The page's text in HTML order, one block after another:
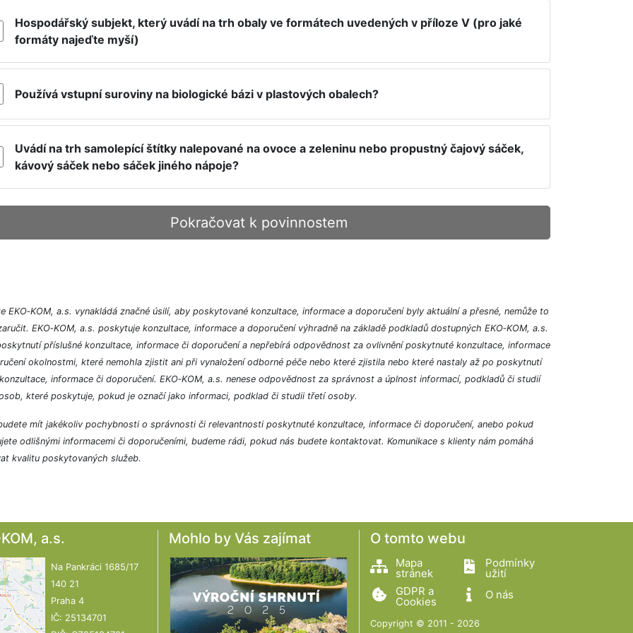
Hospodářský subjekt, který uvádí na trh obaly ve formátech uvedených v příloze V (pro jaké
formáty najeďte myší)
Používá vstupní suroviny na biologické bázi v plastových obalech?
Uvádí na trh samolepící štítky nalepované na ovoce a zeleninu nebo propustný čajový sáček,
kávový sáček nebo sáček jiného nápoje?
Pokračovat k povinnostem
EKO‑KOM, a.s. vynakládá značné úsilí, aby poskytované konzultace, informace a doporučení byly aktuální a přesné, nemůže to
EKO‑KOM, a.s. poskytuje konzultace, informace a doporučení výhradně na základě podkladů dostupných EKO‑KOM, a.s.
příslušné konzultace, informace či doporučení a nepřebírá odpovědnost za ovlivnění poskytnuté konzultace, informace
okolnostmi, které nemohla zjistit ani při vynaložení odborné péče nebo které zjistila nebo které nastaly až po poskytnutí
informace či doporučení. EKO‑KOM, a.s. nenese odpovědnost za správnost a úplnost informací, podkladů či studií
které poskytuje, pokud je označí jako informaci, podklad či studii třetí osoby.
mít jakékoliv pochybnosti o správnosti či relevantnosti poskytnuté konzultace, informace či doporučení, anebo pokud
odlišnými informacemi či doporučeními, budeme rádi, pokud nás budete kontaktovat. Komunikace s klienty nám pomáhá
kvalitu poskytovaných služeb.
a.s.
Na Pankráci 1685/17
140 21
Praha 4
IČ: 25134701
Mohlo by Vás zajímat O tomto webu
Mapa
stránek
Podmínky
užití
GDPR a
Cookies O nás
Copyright © 2011 - 2026